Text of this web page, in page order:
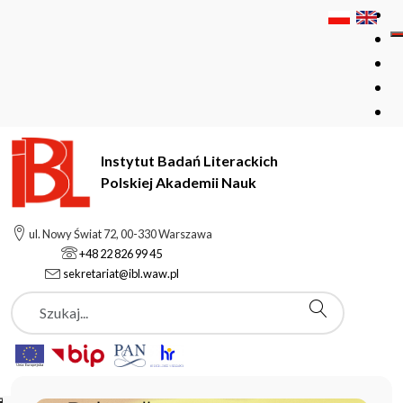
Instytut Badań Literackich
Polskiej Akademii Nauk
ul. Nowy Świat 72, 00-330 Warszawa
+48 22 826 99 45
sekretariat@ibl.waw.pl
Szukaj
Instytut Badań Literackich Polskiej Akademii Nauk
Aktualności